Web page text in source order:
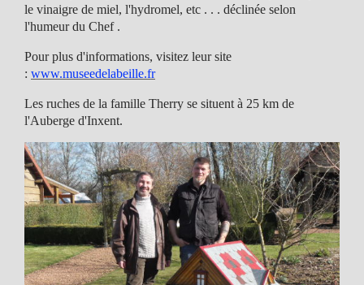
le vinaigre de miel, l'hydromel, etc . . . déclinée selon
l'humeur du Chef .
Pour plus d'informations, visitez leur site
: www.museedelabeille.fr
Les ruches de la famille Therry se situent à 25 km de
l'Auberge d'Inxent.